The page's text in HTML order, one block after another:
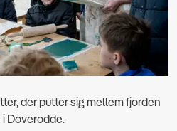
der putter sig mellem fjorden
Doverodde.